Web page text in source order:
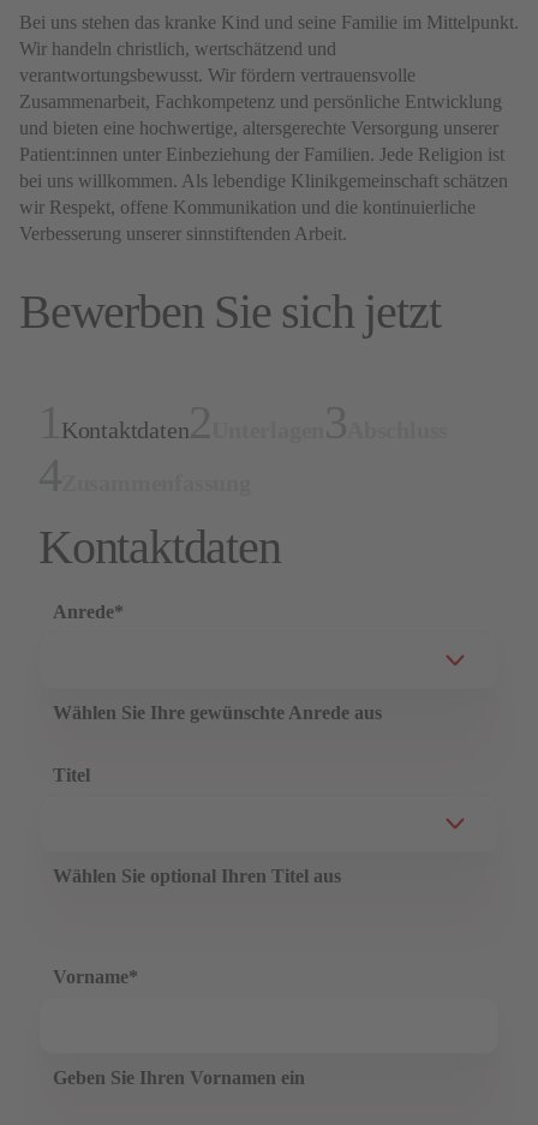
Bei uns stehen das kranke Kind und seine Familie im Mittelpunkt.
Wir handeln christlich, wertschätzend und
verantwortungsbewusst. Wir fördern vertrauensvolle
Zusammenarbeit, Fachkompetenz und persönliche Entwicklung
und bieten eine hochwertige, altersgerechte Versorgung unserer
Patient:innen unter Einbeziehung der Familien. Jede Religion ist
bei uns willkommen. Als lebendige Klinikgemeinschaft schätzen
wir Respekt, offene Kommunikation und die kontinuierliche
Verbesserung unserer sinnstiftenden Arbeit.
Bewerben Sie sich jetzt
Kontaktdaten
Kontaktdaten
Anrede*
Wählen Sie Ihre gewünschte Anrede aus
Titel
Wählen Sie optional Ihren Titel aus
Vorname*
Geben Sie Ihren Vornamen ein